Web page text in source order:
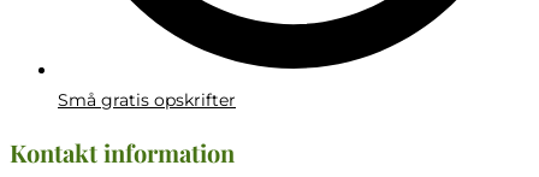
Små gratis opskrifter
Kontakt information